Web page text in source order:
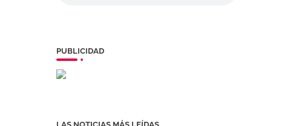
PUBLICIDAD